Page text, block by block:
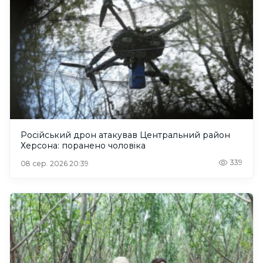
Російський дрон атакував Центральний район
Херсона: поранено чоловіка
08 сер. 2026 20:39 339